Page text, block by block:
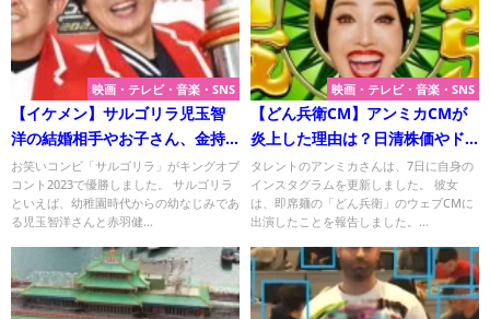
映画・テレビ・音楽・SNS
【イケメン】サルゴリラ児玉智
洋の結婚相手やお子さん、金持
ちと言われる実家を調査！
お笑いコンビ「サルゴリラ」がキングオブ
コント2023で優勝しました。 サルゴリラ
といえば、幼稚園時代からの幼なじみであ
る児玉智洋さんと赤羽健...
映画・テレビ・音楽・SNS
【どん兵衛CM】アンミカCMが
炎上した理由は？日清株価やド
ル円も下落！
タレントのアンミカさんは、7日に自身の
インスタグラムを更新しました。 彼女
は、即席麺の「どん兵衛」のウェブCMに
出演したことを報告しました。...